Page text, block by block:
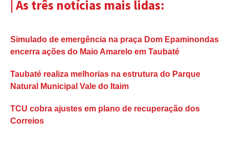
| As três notícias mais lidas:
Simulado de emergência na praça Dom Epaminondas
encerra ações do Maio Amarelo em Taubaté
Taubaté realiza melhorias na estrutura do Parque
Natural Municipal Vale do Itaim
TCU cobra ajustes em plano de recuperação dos
Correios